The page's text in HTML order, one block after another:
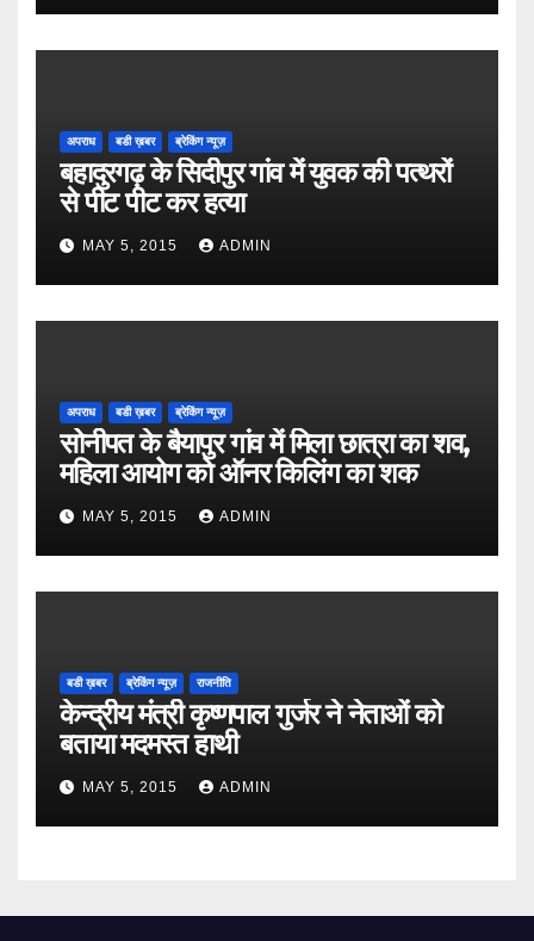
अपराध बडी ख़बर ब्रेकिंग न्यूज़
बहादुरगढ़ के सिदीपुर गांव में युवक की पत्थरों
से पीट पीट कर हत्या
MAY 5, 2015 ADMIN
अपराध बडी ख़बर ब्रेकिंग न्यूज़
सोनीपत के बैयापुर गांव में मिला छात्रा का शव,
महिला आयोग को ऑनर किलिंग का शक
MAY 5, 2015 ADMIN
बडी ख़बर ब्रेकिंग न्यूज़ राजनीति
केन्द्रीय मंत्री कृष्णपाल गुर्जर ने नेताओं को
बताया मदमस्त हाथी
MAY 5, 2015 ADMIN